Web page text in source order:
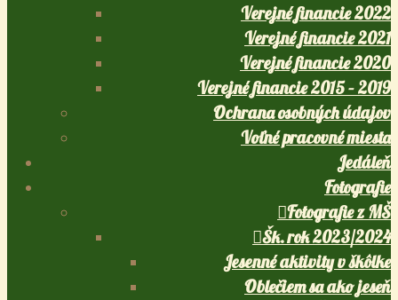
Verejné financie 2022
Verejné financie 2021
Verejné financie 2020
Verejné financie 2015 – 2019
Ochrana osobných údajov
Voľné pracovné miesta
Jedáleň
Fotografie
Fotografie z MŠ
Šk. rok 2023/2024
Jesenné aktivity v škôlke
Oblečiem sa ako jeseň